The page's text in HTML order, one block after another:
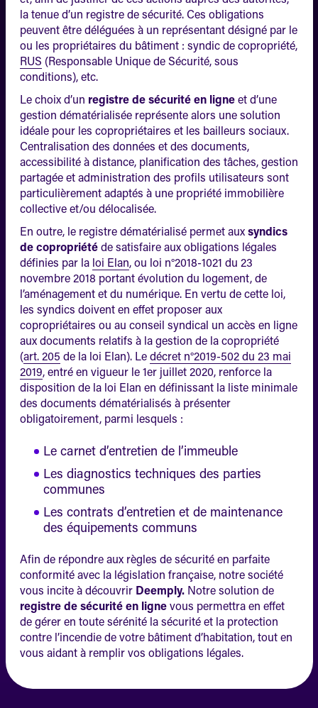
la tenue d’un registre de sécurité. Ces obligations
peuvent être déléguées à un représentant désigné par le
ou les propriétaires du bâtiment : syndic de copropriété,
RUS (Responsable Unique de Sécurité, sous
conditions), etc.
Le choix d’un registre de sécurité en ligneet d’une
gestion dématérialisée représente alors une solution
idéale pour les copropriétaires et les bailleurs sociaux.
Centralisation des données et des documents,
accessibilité à distance, planification des tâches, gestion
partagée et administration des profils utilisateurs sont
particulièrement adaptés à une propriété immobilière
collective et/ou délocalisée.
En outre, le registre dématérialisé permet auxsyndics
de copropriétéde satisfaire aux obligations légales
définies par la loi Elan, ou loi n°2018-1021 du 23
novembre 2018 portant évolution du logement, de
l’aménagement et du numérique. En vertu de cette loi,
les syndics doivent en effet proposer aux
copropriétaires ou au conseil syndical un accès en ligne
aux documents relatifs à la gestion de la copropriété
(art. 205 de la loi Elan). Ledécret n°2019-502 du 23 mai
2019, entré en vigueur le 1er juillet 2020, renforce la
disposition de la loi Elan en définissant la liste minimale
des documents dématérialisés à présenter
obligatoirement, parmi lesquels :
Le carnet d’entretien de l’immeuble
Les diagnostics techniques des parties
communes
Les contrats d’entretien et de maintenance
des équipements communs
Afin de répondre aux règles de sécurité en parfaite
conformité avec la législation française, notre société
vous incite à découvrir Deemply.Notre solution de
registre de sécurité en lignevous permettra en effet
de gérer en toute sérénité la sécurité et la protection
contre l’incendie de votre bâtiment d’habitation, tout en
vous aidant à remplir vos obligations légales.